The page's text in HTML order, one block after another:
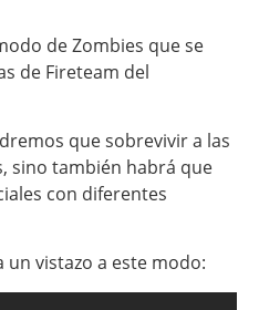
de Zombies que se
de Fireteam del
que sobrevivir a las
sino también habrá que
con diferentes
un vistazo a este modo: